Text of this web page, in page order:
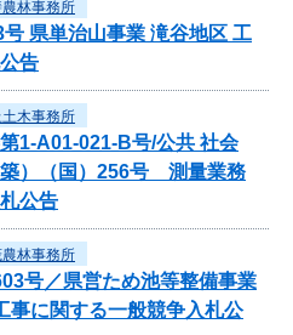
林事務所
号 県単治山事業 滝谷地区 工
告
木事務所
1-A01-021-B号/公共 社会
）（国）256号 測量業務
公告
林事務所
号／県営ため池等整備事業
事に関する一般競争入札公